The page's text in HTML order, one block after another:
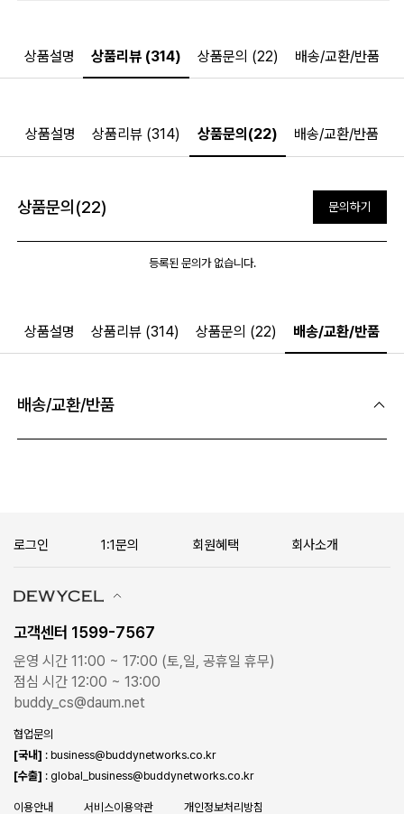
상품설명 상품리뷰 (314) 상품문의 (22) 배송/교환/반품
상품설명 상품리뷰 (314) 상품문의(22) 배송/교환/반품
상품문의(22) 문의하기
등록된 문의가 없습니다.
상품설명 상품리뷰 (314) 상품문의 (22) 배송/교환/반품
배송/교환/반품
로그인 1:1문의 회원혜택 회사소개
고객센터 1599-7567
운영 시간 11:00 ~ 17:00 (토,일, 공휴일 휴무)
점심 시간 12:00 ~ 13:00
buddy_cs@daum.net
협업문의
[국내] : business@buddynetworks.co.kr
[수출] : global_business@buddynetworks.co.kr
이용안내 서비스이용약관 개인정보처리방침